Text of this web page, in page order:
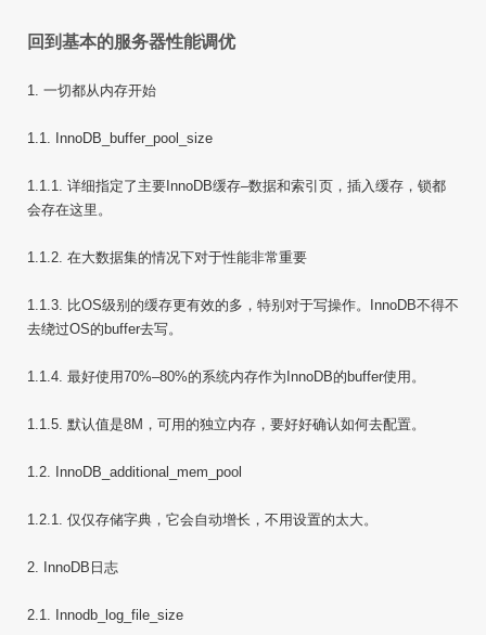
回到基本的服务器性能调优
1. 一切都从内存开始
1.1. InnoDB_buffer_pool_size
1.1.1. 详细指定了主要InnoDB缓存–数据和索引页，插入缓存，锁都
会存在这里。
1.1.2. 在大数据集的情况下对于性能非常重要
1.1.3. 比OS级别的缓存更有效的多，特别对于写操作。InnoDB不得不
去绕过OS的buffer去写。
1.1.4. 最好使用70%–80%的系统内存作为InnoDB的buffer使用。
1.1.5. 默认值是8M，可用的独立内存，要好好确认如何去配置。
1.2. InnoDB_additional_mem_pool
1.2.1. 仅仅存储字典，它会自动增长，不用设置的太大。
2. InnoDB日志
2.1. Innodb_log_file_size